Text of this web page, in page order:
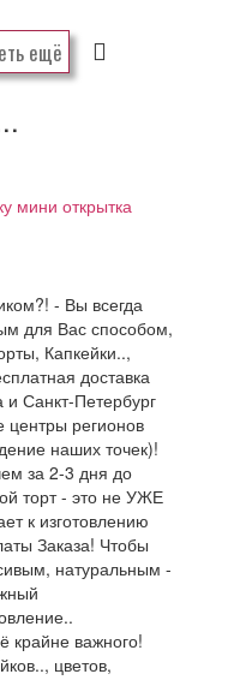
ещё
мини открытка
- Вы всегда
для Вас способом,
Капкейки..,
доставка
и Санкт-Петербург
центры регионов
наших точек)!
за 2-3 дня до
торт - это не УЖЕ
к изготовлению
Заказа! Чтобы
натуральным -
крайне важного!
цветов,